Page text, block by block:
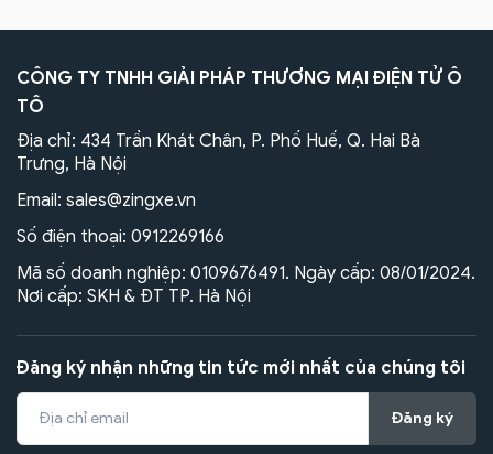
CÔNG TY TNHH GIẢI PHÁP THƯƠNG MẠI ĐIỆN TỬ Ô
TÔ
Địa chỉ: 434 Trần Khát Chân, P. Phố Huế, Q. Hai Bà
Trưng, Hà Nội
Email: sales@zingxe.vn
Số điện thoại: 0912269166
Mã số doanh nghiệp: 0109676491. Ngày cấp: 08/01/2024.
Nơi cấp: SKH & ĐT TP. Hà Nội
Đăng ký nhận những tin tức mới nhất của chúng tôi
Đăng ký